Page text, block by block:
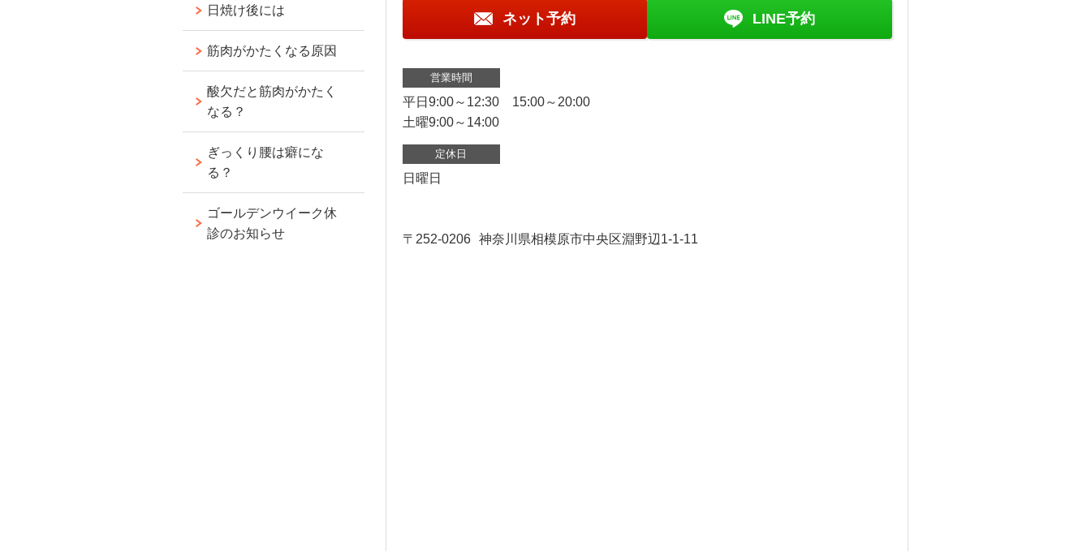
ネット予約 LINE予約
営業時間
平日9:00～12:30 15:00～20:00
土曜9:00～14:00
定休日
日曜日
〒252-0206 神奈川県相模原市中央区淵野辺1-1-11
日焼け後には
筋肉がかたくなる原因
酸欠だと筋肉がかたく
なる？
ぎっくり腰は癖にな
る？
ゴールデンウイーク休
診のお知らせ